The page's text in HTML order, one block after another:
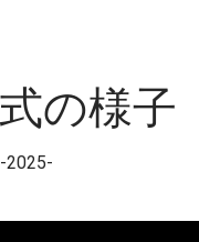
の様子
-2025-